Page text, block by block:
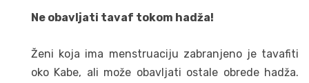
Ne obavljati tavaf tokom hadža!
Ženi koja ima menstruaciju zabranjeno je tavafiti
oko Kabe, ali može obavljati ostale obrede hadža.